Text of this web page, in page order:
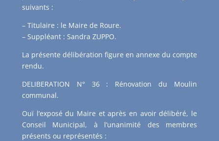
suivants :
– Titulaire : le Maire de Roure.
– Suppléant : Sandra ZUPPO.
La présente délibération figure en annexe du compte
rendu.
DELIBERATION N° 36 : Rénovation du Moulin
communal.
Ouï l’exposé du Maire et après en avoir délibéré, le
Conseil Municipal, à l’unanimité des membres
présents ou représentés :